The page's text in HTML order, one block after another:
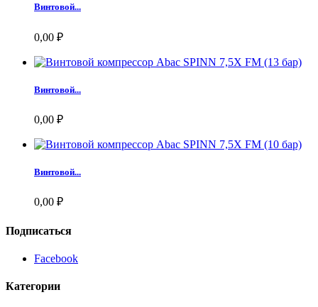
Винтовой...
0,00 ₽
Винтовой...
0,00 ₽
Винтовой...
0,00 ₽
Подписаться
Facebook
Категории